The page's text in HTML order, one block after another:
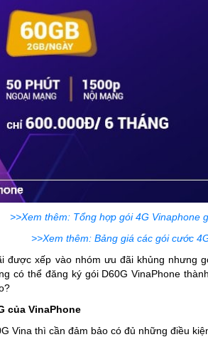
>>Xem thêm: Tổng hợp gói 4G Vinaphone
>>Xem thêm: Bảng giá các gói cước
được xếp vào nhóm ưu đãi khủng nhưng
có thể đăng ký gói D60G VinaPhone
của VinaPhone
Vina thì cần đảm bảo có đủ những điều